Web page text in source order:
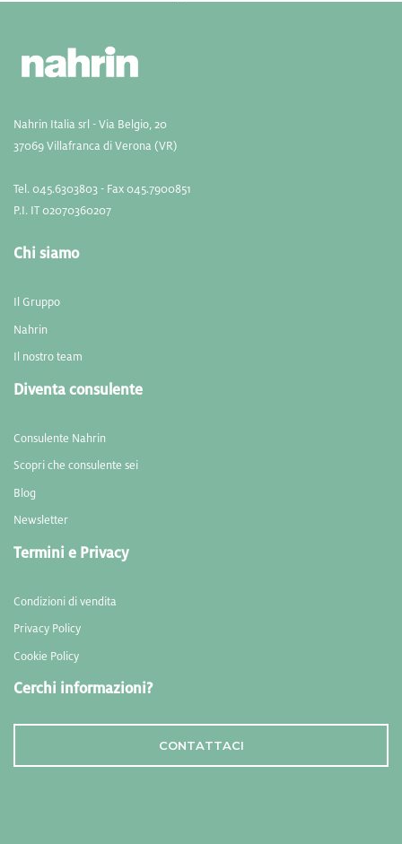
Nahrin Italia srl - Via Belgio, 20
37069 Villafranca di Verona (VR)
Tel. 045.6303803 - Fax 045.7900851
P.I. IT 02070360207
Chi siamo
Il Gruppo
Nahrin
Il nostro team
Diventa consulente
Consulente Nahrin
Scopri che consulente sei
Blog
Newsletter
Termini e Privacy
Condizioni di vendita
Privacy Policy
Cookie Policy
Cerchi informazioni?
CONTATTACI